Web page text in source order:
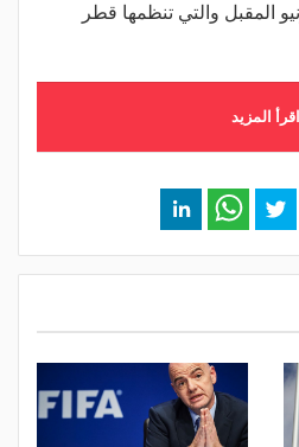
المقبل والتي تنظمها قطر
اقرأ المزيد